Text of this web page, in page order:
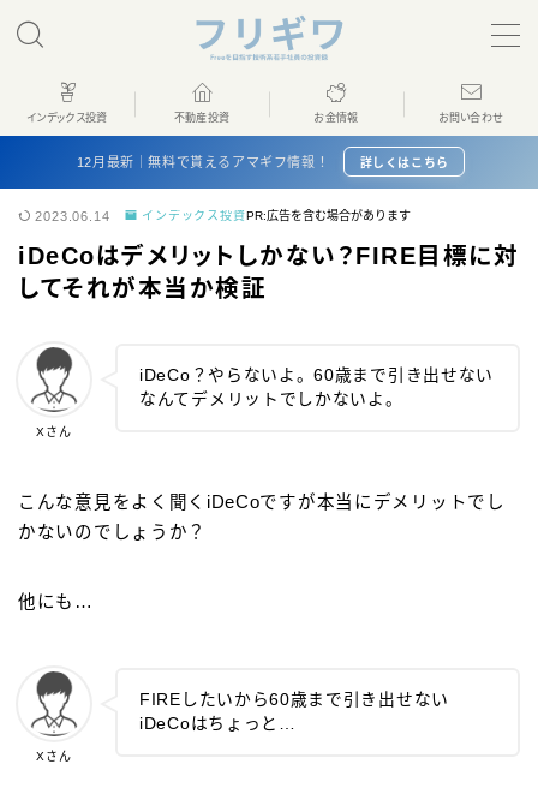
MENU
ホーム
不動産投資
お金情報
プロフィール
お問い合わせ
インデックス投資 不動産投資 お金情報 お問い合わせ
12月最新｜無料で貰えるアマギフ情報！ 詳しくはこちら
2023.06.14 インデックス投資PR:広告を含む場合があります
iDeCoはデメリットしかない？FIRE目標に対
してそれが本当か検証
Xさん
iDeCo？やらないよ。60歳まで引き出せない
なんてデメリットでしかないよ。
こんな意見をよく聞くiDeCoですが本当にデメリットでし
かないのでしょうか？
他にも…
Xさん
FIREしたいから60歳まで引き出せない
iDeCoはちょっと…